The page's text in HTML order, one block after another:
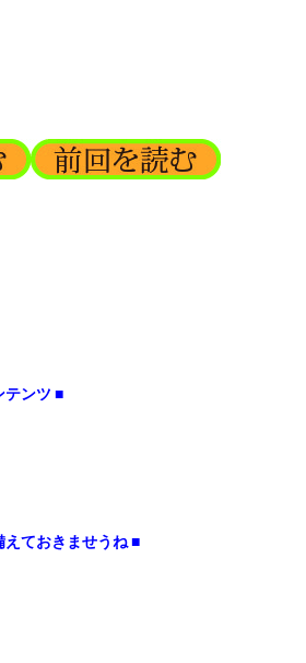
テンツ ■
ておきませうね ■